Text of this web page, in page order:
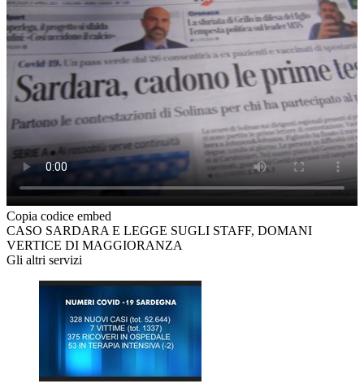
Copia codice embed
CASO SARDARA E LEGGE SUGLI STAFF, DOMANI
VERTICE DI MAGGIORANZA
Gli altri servizi